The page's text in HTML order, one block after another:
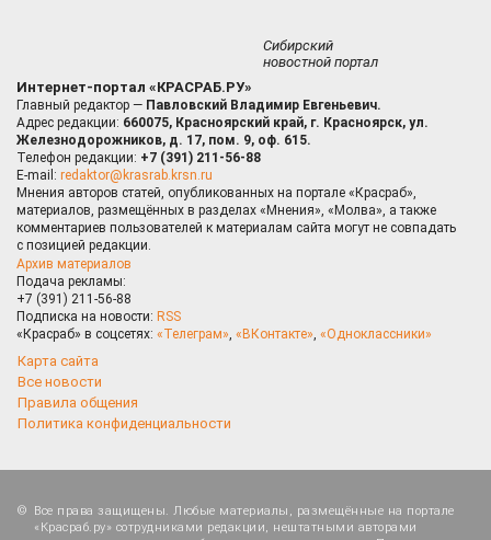
Сибирский
новостной портал
Интернет-портал «КРАСРАБ.РУ»
Главный редактор — Павловский Владимир Евгеньевич.
Адрес редакции: 660075, Красноярский край, г. Красноярск, ул.
Железнодорожников, д. 17, пом. 9, оф. 615.
Телефон редакции: +7 (391) 211-56-88
E-mail: redaktor@krasrab.krsn.ru
Мнения авторов статей, опубликованных на портале «Красраб»,
материалов, размещённых в разделах «Мнения», «Молва», а также
комментариев пользователей к материалам сайта могут не совпадать
с позицией редакции.
Архив материалов
Подача рекламы:
+7 (391) 211-56-88
Подписка на новости: RSS
«Красраб» в соцсетях: «Телеграм», «ВКонтакте», «Одноклассники»
Карта сайта
Все новости
Правила общения
Политика конфиденциальности
Все права защищены. Любые материалы, размещённые на портале
«Красраб.ру» сотрудниками редакции, нештатными авторами